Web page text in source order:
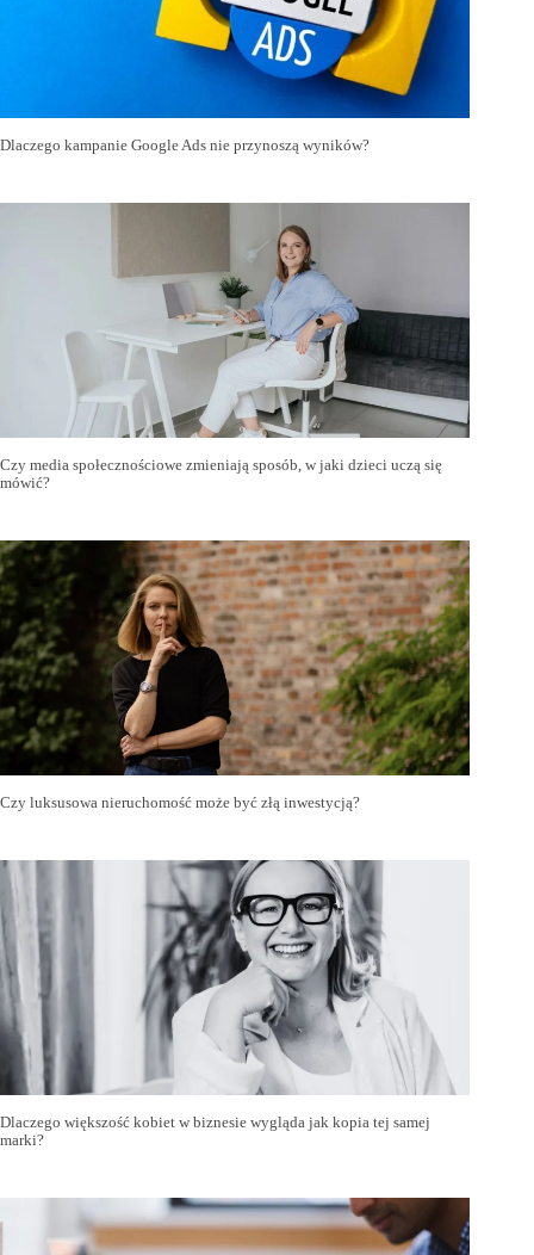
Dlaczego kampanie Google Ads nie przynoszą wyników?
Czy media społecznościowe zmieniają sposób, w jaki dzieci uczą się
mówić?
Czy luksusowa nieruchomość może być złą inwestycją?
Dlaczego większość kobiet w biznesie wygląda jak kopia tej samej
marki?